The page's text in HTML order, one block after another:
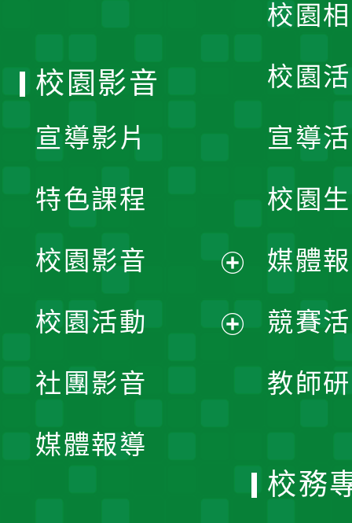
校園
校園
宣導
校園
媒體
競賽
教師
校園影音
宣導影片
特色課程
校園影音
開
校園活動
社團影音
媒體報導
校務